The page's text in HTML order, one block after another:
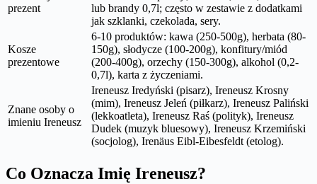
prezent
lub brandy 0,7l; często w zestawie z dodatkami
jak szklanki, czekolada, sery.
Kosze
prezentowe
6-10 produktów: kawa (250-500g), herbata (80-
150g), słodycze (100-200g), konfitury/miód
(200-400g), orzechy (150-300g), alkohol (0,2-
0,7l), karta z życzeniami.
Znane osoby o
imieniu Ireneusz
Ireneusz Iredyński (pisarz), Ireneusz Krosny
(mim), Ireneusz Jeleń (piłkarz), Ireneusz Paliński
(lekkoatleta), Ireneusz Raś (polityk), Ireneusz
Dudek (muzyk bluesowy), Ireneusz Krzemiński
(socjolog), Irenäus Eibl-Eibesfeldt (etolog).
Co Oznacza Imię Ireneusz?